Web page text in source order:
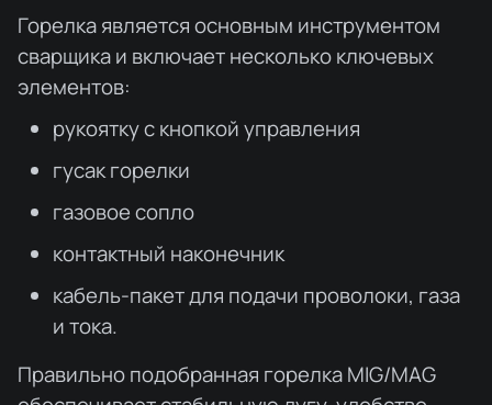
Горелка является основным инструментом
сварщика и включает несколько ключевых
элементов:
рукоятку с кнопкой управления
гусак горелки
газовое сопло
контактный наконечник
кабель-пакет для подачи проволоки, газа
и тока.
Правильно подобранная горелка MIG/MAG